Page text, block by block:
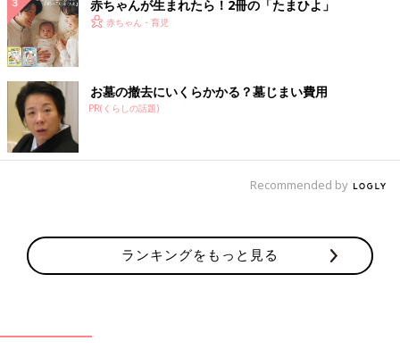
「食物アレルギー」とは？
食物アレルギーとは、特定の食物を摂取することで、アレルギー
反応が引き起こされ、体にさまざまな症状（じんましん、下痢、
嘔吐＜おうと＞、鼻水、せき、呼吸困難など）が起こる病気で
す。症状の重さには個人差があり、かゆみを感じる程度からショ
ック症状（アナフィラキシーショック）が起こることもありま
症状の重さは食べた量と比例することが多いので、初めて食べさ
Q．日本で食物アレルギーの患者はどのくらいいるの？
赤ちゃんが生まれたら！2冊の「たまひよ」
赤ちゃん・育児
お墓の撤去にいくらかかる？墓じまい費用
PR(くらしの話題)
Recommended by
ランキングをもっと見る